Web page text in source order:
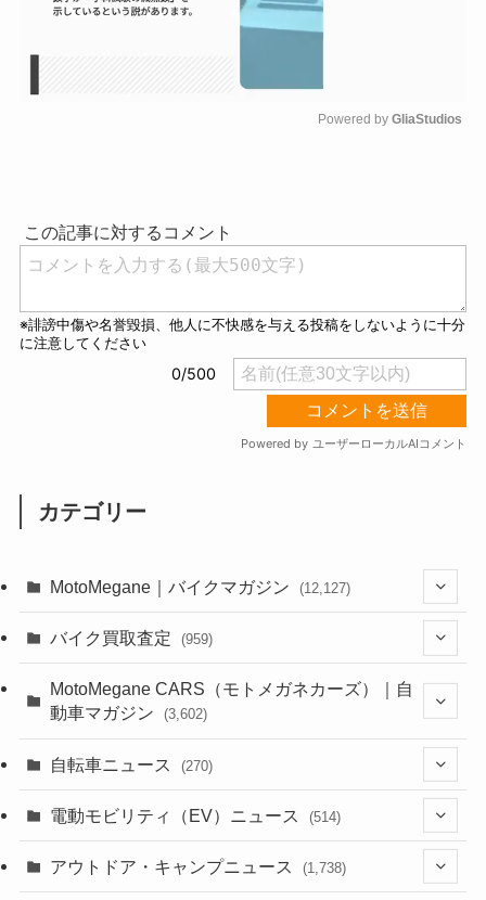
Powered by GliaStudios
カテゴリー
MotoMegane｜バイクマガジン (12,127)
(44)
(637)
(118)
(60)
(252)
(38) (249)
(306)
(6,955)
(2,473)
(1,226)
バイク買取査定 (959)
(352)
MotoMegane CARS（モトメガネカーズ）｜自
動車マガジン
(3,602)
(185)
自転車ニュース (270)
(54)
(211)
電動モビリティ（EV）ニュース (514)
(132)
アウトドア・キャンプニュース (1,738)